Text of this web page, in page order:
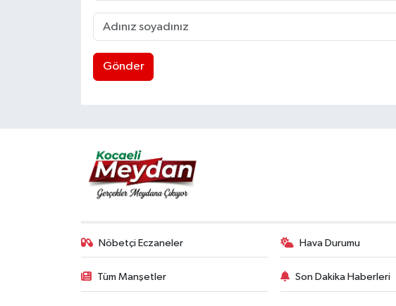
Gönder
Nöbetçi Eczaneler Hava Durumu
Tüm Manşetler Son Dakika Haberleri